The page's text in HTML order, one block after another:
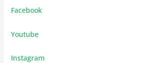
Facebook
Youtube
Instagram